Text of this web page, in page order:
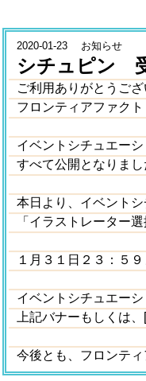
2020-01-23 お知らせ
シチュピン
ご利用ありがとうござ
フロンティアファク
イベントシチュエー
すべて公開となりまし
本日より、イベントシ
「イラストレーター
１月３１日２３：５
イベントシチュエー
上記バナーもしくは
今後とも、フロンテ